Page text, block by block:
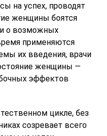
на успех, проводят
женщины боятся
о возможных
применяются
их введения, врачи
женщины —
эффектов
цикле, без
созревает всего